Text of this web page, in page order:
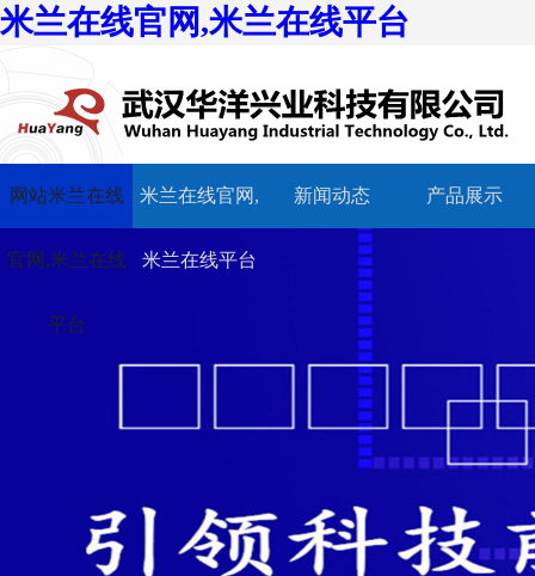
米兰在线官网,米兰在线平台
网站米兰在线
官网,米兰在线
平台
米兰在线官网,
米兰在线平台
新闻动态 产品展示